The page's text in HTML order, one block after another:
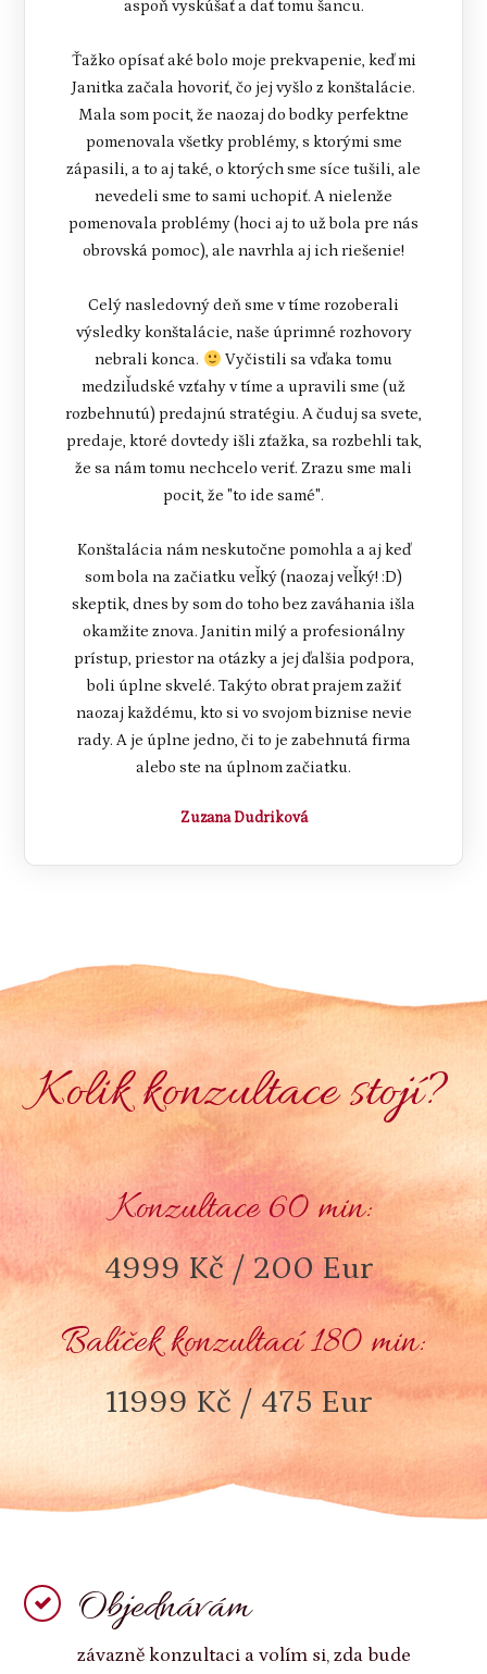
aspoň vyskúšať a dať tomu šancu.
Ťažko opísať aké bolo moje prekvapenie, keď mi
Janitka začala hovoriť, čo jej vyšlo z konštalácie.
Mala som pocit, že naozaj do bodky perfektne
pomenovala všetky problémy, s ktorými sme
zápasili, a to aj také, o ktorých sme síce tušili, ale
nevedeli sme to sami uchopiť. A nielenže
pomenovala problémy (hoci aj to už bola pre nás
obrovská pomoc), ale navrhla aj ich riešenie!
Celý nasledovný deň sme v tíme rozoberali
výsledky konštalácie, naše úprimné rozhovory
nebrali konca.
Vyčistili sa vďaka tomu
medziľudské vzťahy v tíme a upravili sme (už
rozbehnutú) predajnú stratégiu. A čuduj sa svete,
predaje, ktoré dovtedy išli zťažka, sa rozbehli tak,
že sa nám tomu nechcelo veriť. Zrazu sme mali
pocit, že "to ide samé".
Konštalácia nám neskutočne pomohla a aj keď
som bola na začiatku veľký (naozaj veľký! :D)
skeptik, dnes by som do toho bez zaváhania išla
okamžite znova. Janitin milý a profesionálny
prístup, priestor na otázky a jej ďalšia podpora,
boli úplne skvelé. Takýto obrat prajem zažiť
naozaj každému, kto si vo svojom biznise nevie
rady. A je úplne jedno, či to je zabehnutá firma
alebo ste na úplnom začiatku.
Zuzana Dudriková
Kolik konzultace stojí?
Konzultace 60 min:
4999 Kč / 200 Eur
Balíček konzultací 180 min:
11999 Kč / 475 Eur
Objednávám
závazně konzultaci a volím si, zda bude